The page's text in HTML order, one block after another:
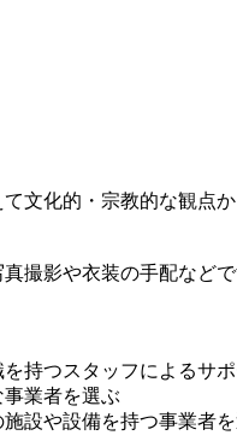
文化的・宗教的な観点
撮影や衣装の手配など
持つスタッフによるサ
業者を選ぶ
設や設備を持つ事業者